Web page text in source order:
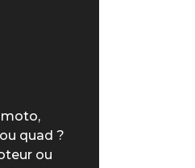
moto,
quad ?
ou